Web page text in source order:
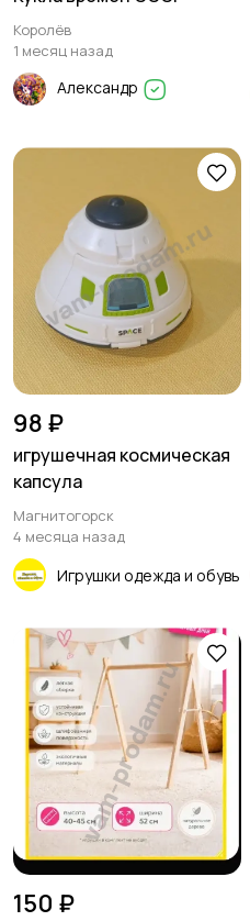
Королёв
1 месяц назад
Александр
98 ₽
игрушечная космическая
капсула
Магнитогорск
4 месяца назад
Игрушки одежда и обувь
150 ₽